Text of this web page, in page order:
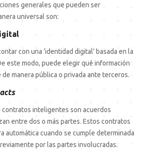
generales que pueden ser
universal son:
con una ‘identidad digital’ basada en la
este modo, puede elegir qué información
de manera pública o privada ante terceros.
contratos inteligentes son acuerdos
entre dos o más partes. Estos contratos
automática cuando se cumple determinada
por las partes involucradas.